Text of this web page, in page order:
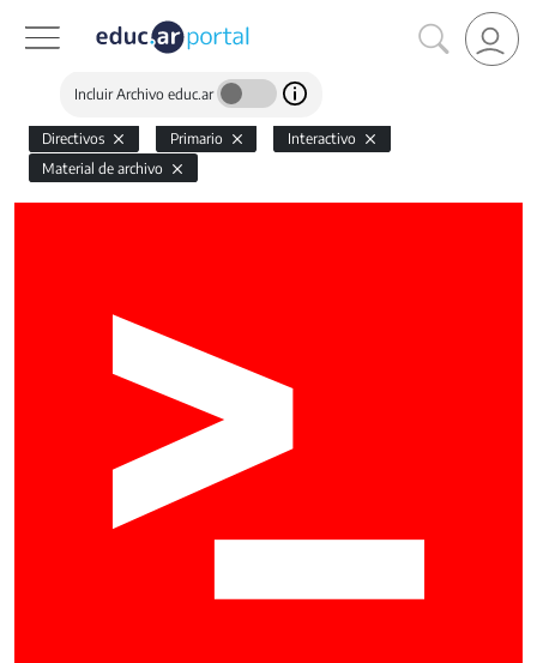
Incluir Archivo educ.ar
Directivos Primario
Interactivo
Material de archivo